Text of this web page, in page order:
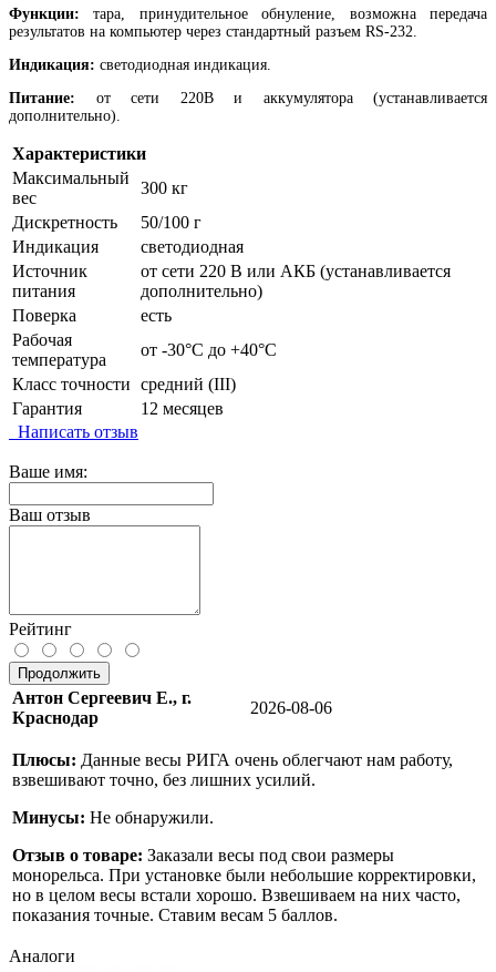
Функции: тара, принудительное обнуление, возможна передача
результатов на компьютер через стандартный разъем RS-232.
Индикация: светодиодная индикация.
Питание: от сети 220В и аккумулятора (устанавливается
дополнительно).
Характеристики
Максимальный
вес
300 кг
Дискретность
50/100 г
Индикация
светодиодная
Источник
питания
от сети 220 В или АКБ (устанавливается
дополнительно)
Поверка
есть
Рабочая
температура
от -30°C до +40°C
Класс точности средний (III)
Гарантия
12 месяцев
Написать отзыв
Ваше имя:
Ваш отзыв
Рейтинг
Продолжить
Антон Сергеевич Е., г.
Краснодар
2026-08-06
Плюсы: Данные весы РИГА очень облегчают нам работу,
взвешивают точно, без лишних усилий.
Минусы: Не обнаружили.
Отзыв о товаре: Заказали весы под свои размеры
монорельса. При установке были небольшие корректировки,
но в целом весы встали хорошо. Взвешиваем на них часто,
показания точные. Ставим весам 5 баллов.
Аналоги